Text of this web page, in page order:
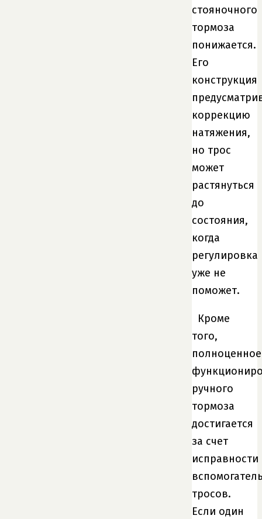
стояночного
тормоза
понижается.
Его
конструкция
коррекцию
натяжения,
но трос
может
растянуться
до
состояния,
когда
регулировка
уже не
поможет.
Кроме
того,
полноценное
ручного
тормоза
достигается
за счет
исправности
тросов.
Если один